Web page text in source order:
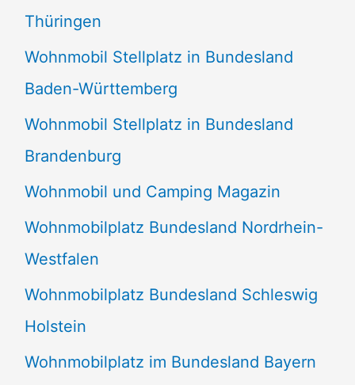
Thüringen
Wohnmobil Stellplatz in Bundesland
Baden-Württemberg
Wohnmobil Stellplatz in Bundesland
Brandenburg
Wohnmobil und Camping Magazin
Wohnmobilplatz Bundesland Nordrhein-
Westfalen
Wohnmobilplatz Bundesland Schleswig
Holstein
Wohnmobilplatz im Bundesland Bayern